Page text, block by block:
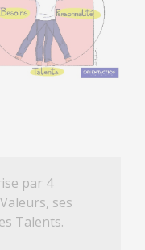
par 4
ses
Talents.